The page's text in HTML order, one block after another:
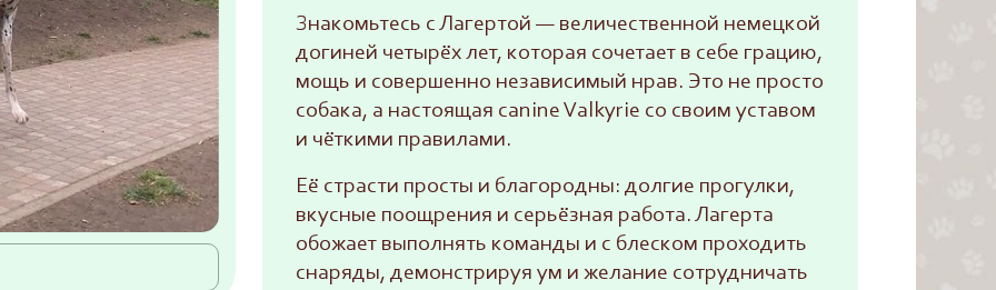
Знакомьтесь с Лагертой — величественной немецкой
догиней четырёх лет, которая сочетает в себе грацию,
мощь и совершенно независимый нрав. Это не просто
собака, а настоящая canine Valkyrie со своим уставом
и чёткими правилами.
Её страсти просты и благородны: долгие прогулки,
вкусные поощрения и серьёзная работа. Лагерта
обожает выполнять команды и с блеском проходить
снаряды, демонстрируя ум и желание сотрудничать